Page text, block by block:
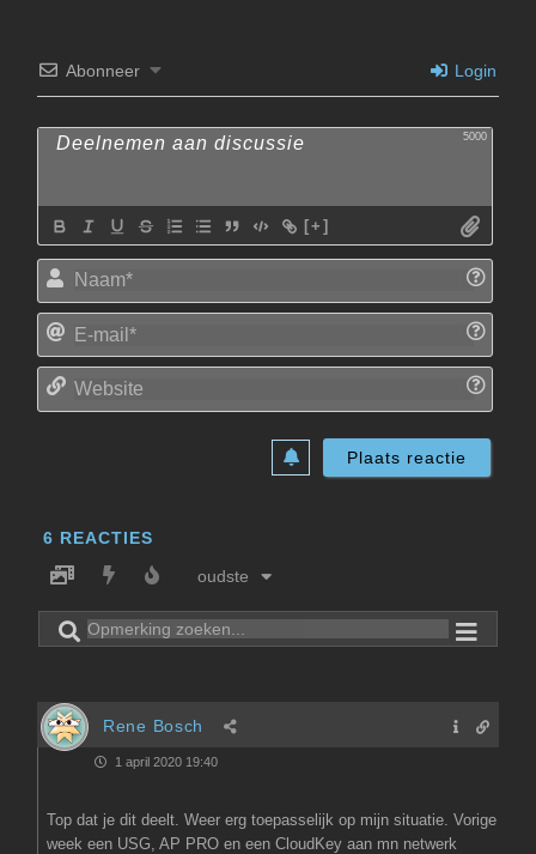
Abonneer Login
5000
[+]
E-
6 REACTIES
oudste
Rene Bosch
1 april 2020 19:40
Top dat je dit deelt. Weer erg toepasselijk op mijn situatie. Vorige
week een USG, AP PRO en een CloudKey aan mn netwerk